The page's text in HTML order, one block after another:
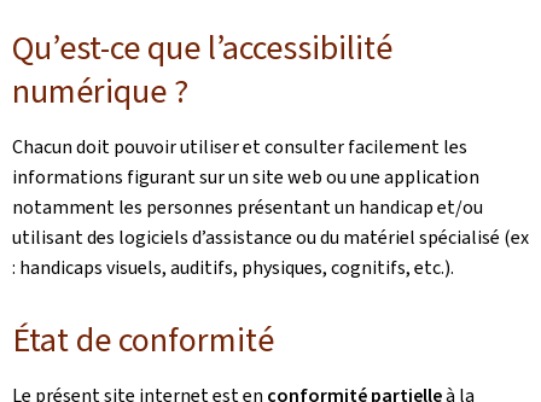
Qu’est-ce que l’accessibilité
numérique ?
Chacun doit pouvoir utiliser et consulter facilement les
informations figurant sur un site web ou une application
notamment les personnes présentant un handicap et/ou
utilisant des logiciels d’assistance ou du matériel spécialisé (ex
: handicaps visuels, auditifs, physiques, cognitifs, etc.).
État de conformité
Le présent site internet est en conformité partielleà la